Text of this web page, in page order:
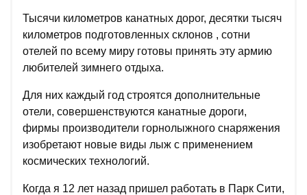
Тысячи километров канатных дорог, десятки тысяч
километров подготовленных склонов , сотни
отелей по всему миру готовы принять эту армию
любителей зимнего отдыха.
Для них каждый год строятся дополнительные
отели, совершенствуются канатные дороги,
фирмы производители горнолыжного снаряжения
изобретают новые виды лыж с применением
космических технологий.
Когда я 12 лет назад пришел работать в Парк Сити,